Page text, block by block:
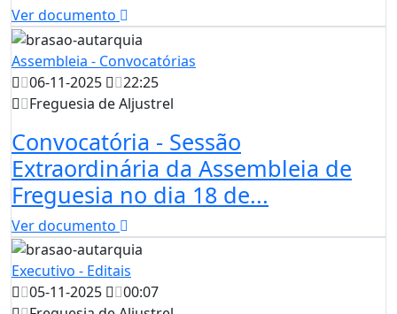
Ver documento
Assembleia - Convocatórias
06-11-2025
22:25
Freguesia de Aljustrel
Convocatória - Sessão
Extraordinária da Assembleia de
Freguesia no dia 18 de...
Ver documento
Executivo - Editais
05-11-2025
00:07